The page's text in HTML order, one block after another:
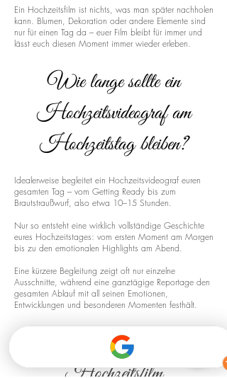
Ein Hochzeitsfilm ist nichts, was man später nachholen
kann. Blumen, Dekoration oder andere Elemente sind
nur für einen Tag da – euer Film bleibt für immer und
lässt euch diesen Moment immer wieder erleben.
Wie lange sollte ein
Hochzeitsvideograf am
Hochzeitstag bleiben?
Idealerweise begleitet ein Hochzeitsvideograf euren
gesamten Tag – vom Getting Ready bis zum
Brautstraußwurf, also etwa 10–15 Stunden.
Nur so entsteht eine wirklich vollständige Geschichte
eures Hochzeitstages: vom ersten Moment am Morgen
bis zu den emotionalen Highlights am Abend.
Eine kürzere Begleitung zeigt oft nur einzelne
Ausschnitte, während eine ganztägige Reportage den
gesamten Ablauf mit all seinen Emotionen,
Entwicklungen und besonderen Momenten festhält.
Drohnenaufnahmen für euren